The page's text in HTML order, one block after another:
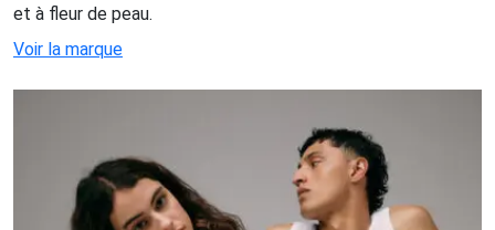
et à fleur de peau.
Voir la marque